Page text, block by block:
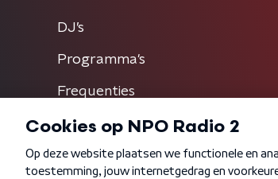
DJ’s
Programma's
Frequenties